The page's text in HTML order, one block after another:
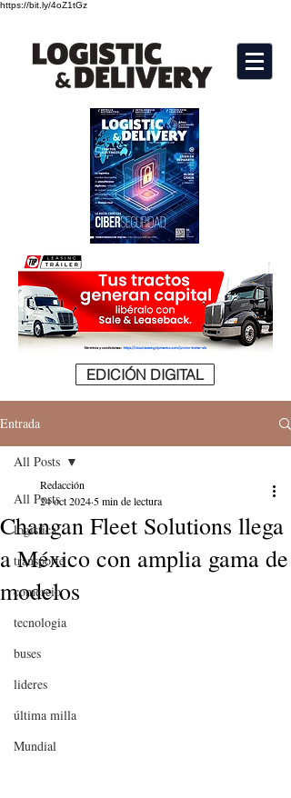
https://bit.ly/4oZ1tGz
EDICIÓN DIGITAL
Entrada
All Posts
logistica
transporte
comercio
tecnologia
buses
lideres
última milla
Mundial
All Posts
Changan Fleet Solutions llega
a México con amplia gama de
modelos
Redacción
24 oct 2024 5 min de lectura